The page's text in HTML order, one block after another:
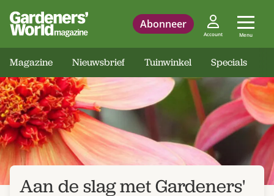
Abonneer
Account Menu
Magazine Nieuwsbrief Tuinwinkel Specials
Aan de slag met Gardeners'